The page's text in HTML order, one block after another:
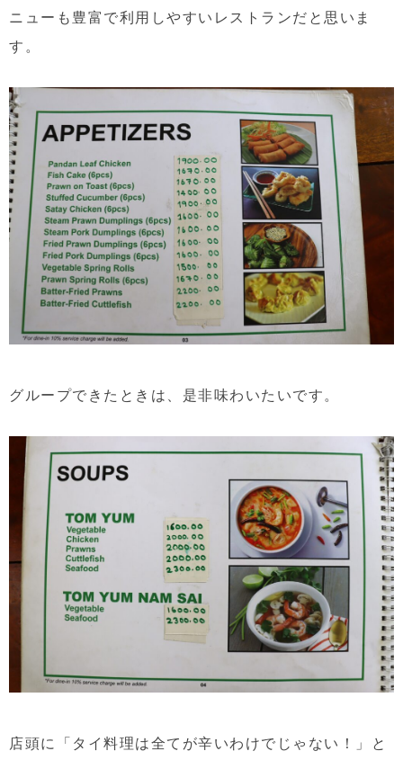
ニューも豊富で利用しやすいレストランだと思いま
す。
グループできたときは、是非味わいたいです。
店頭に「タイ料理は全てが辛いわけでじゃない！」と